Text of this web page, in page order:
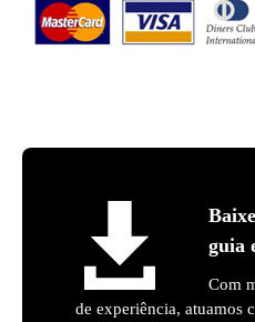
guia
Com
de experiência, atuamos